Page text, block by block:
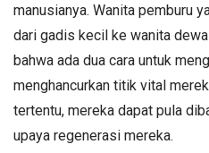
manusianya. Wanita pemburu
dari gadis kecil ke wanita
bahwa ada dua cara untuk
menghancurkan titik vital
tertentu, mereka dapat pula
upaya regenerasi mereka.